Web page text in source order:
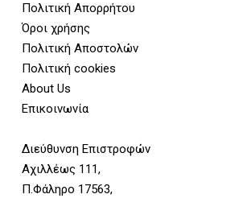
Πολιτική Απορρήτου
Όροι χρήσης
Πολιτική Αποστολών
Πολιτική cookies
About Us
Επικοινωνία
Διεύθυνση Επιστροφών
Αχιλλέως 111,
Π.Φάληρο 17563,